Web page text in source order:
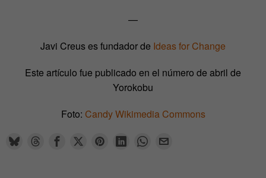
—
Javi Creus es fundador de Ideas for Change
Este artículo fue publicado en el número de abril de
Yorokobu
Foto: Candy Wikimedia Commons